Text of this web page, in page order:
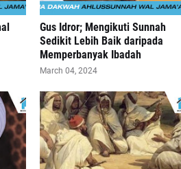
Gus Idror; Mengikuti Sunnah
Sedikit Lebih Baik daripada
Memperbanyak Ibadah
March 04, 2024